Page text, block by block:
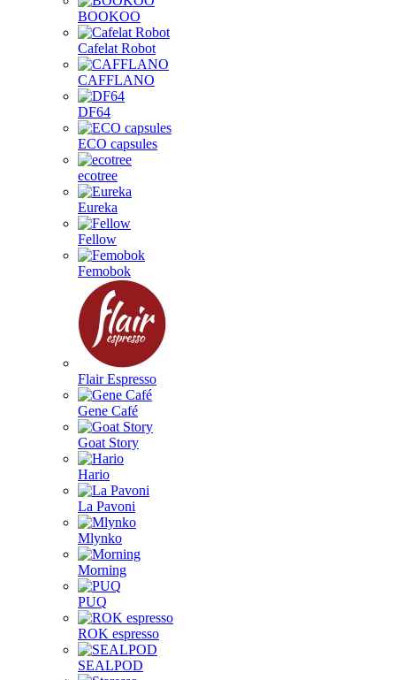
BOOKOO
Cafelat Robot
CAFFLANO
DF64
ECO capsules
ecotree
Eureka
Fellow
Femobok
Flair Espresso
Gene Café
Goat Story
Hario
La Pavoni
Mlynko
Morning
PUQ
ROK espresso
SEALPOD